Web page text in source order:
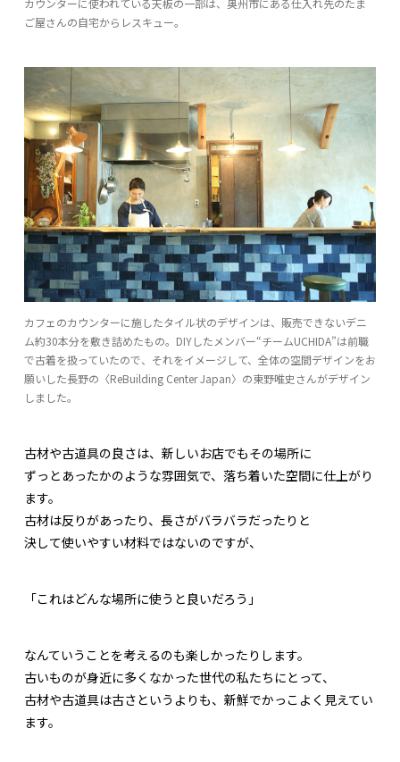
カウンターに使われている天板の一部は、奥州市にある仕入れ先のたま
ご屋さんの自宅からレスキュー。
カフェのカウンターに施したタイル状のデザインは、販売できないデニ
ム約30本分を敷き詰めたもの。DIYしたメンバー“チームUCHIDA”は前職
で古着を扱っていたので、それをイメージして、全体の空間デザインをお
願いした長野の〈ReBuilding Center Japan〉の東野唯史さんがデザイン
しました。
古材や古道具の良さは、新しいお店でもその場所に
ずっとあったかのような雰囲気で、落ち着いた空間に仕上がり
ます。
古材は反りがあったり、長さがバラバラだったりと
決して使いやすい材料ではないのですが、
「これはどんな場所に使うと良いだろう」
なんていうことを考えるのも楽しかったりします。
古いものが身近に多くなかった世代の私たちにとって、
古材や古道具は古さというよりも、新鮮でかっこよく見えてい
ます。